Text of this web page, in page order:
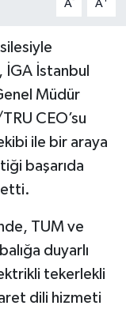
A A
İstanbul
Müdür
CEO’su
ile bir araya
başarıda
etti.
TUM ve
duyarlı
tekerlekli
dili hizmeti